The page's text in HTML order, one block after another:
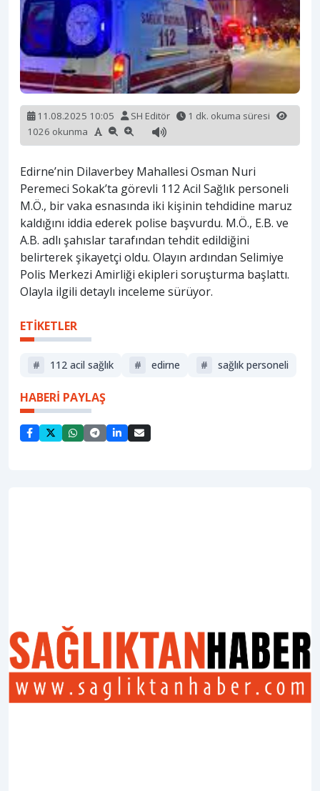
11.08.2025 10:05 SH Editör
1 dk. okuma süresi
1026 okunma
Edirne’nin Dilaverbey Mahallesi Osman Nuri
Peremeci Sokak’ta görevli 112 Acil Sağlık personeli
M.Ö., bir vaka esnasında iki kişinin tehdidine maruz
kaldığını iddia ederek polise başvurdu. M.Ö., E.B. ve
A.B. adlı şahıslar tarafından tehdit edildiğini
belirterek şikayetçi oldu. Olayın ardından Selimiye
Polis Merkezi Amirliği ekipleri soruşturma başlattı.
Olayla ilgili detaylı inceleme sürüyor.
ETİKETLER
# 112 acil sağlık # edirne # sağlık personeli
HABERİ PAYLAŞ